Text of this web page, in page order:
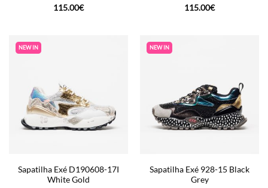
115.00€
115.00€
NEW IN
Sapatilha Exé D190608-17I
White Gold
NEW IN
Sapatilha Exé 928-15 Black
Grey